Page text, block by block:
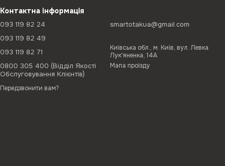
Контактна інформація
093 119 82 24
093 119 82 49
093 119 82 71
0800 305 400 (Відділ Якості
Обслуговування Клієнтів)
Передзвонити вам?
smartotakua@gmail.com
Київська обл., м. Київ, вул. Левка
Лук'яненка, 14А
Мапа проїзду